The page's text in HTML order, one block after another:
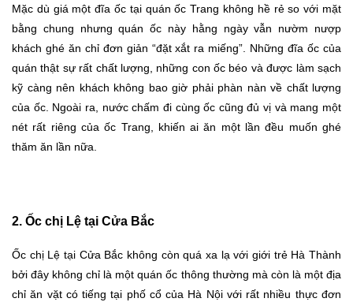
Mặc dù giá một đĩa ốc tại quán ốc Trang không hề rẻ so với mặt
bằng chung nhưng quán ốc này hằng ngày vẫn nườm nượp
khách ghé ăn chỉ đơn giản “đặt xắt ra miếng”. Những đĩa ốc của
quán thật sự rất chất lượng, những con ốc béo và được làm sạch
kỹ càng nên khách không bao giờ phải phàn nàn về chất lượng
của ốc. Ngoài ra, nước chấm đi cùng ốc cũng đủ vị và mang một
nét rất riêng của ốc Trang, khiến ai ăn một lần đều muốn ghé
thăm ăn lần nữa.
2. Ốc chị Lệ tại Cửa Bắc
Ốc chị Lệ tại Cửa Bắc không còn quá xa lạ với giới trẻ Hà Thành
bởi đây không chỉ là một quán ốc thông thường mà còn là một địa
chỉ ăn vặt có tiếng tại phố cổ của Hà Nội với rất nhiều thực đơn